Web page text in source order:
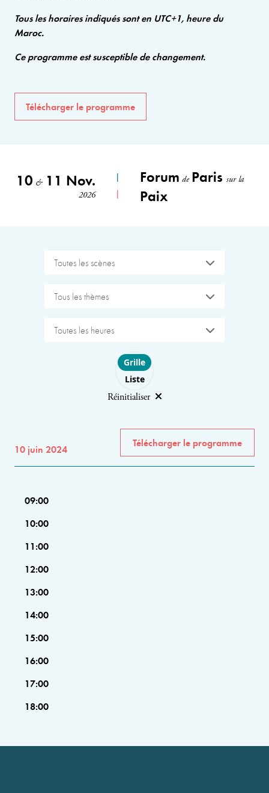
Tous les horaires indiqués sont en UTC+1, heure du
Maroc.
Ce programme est susceptible de changement.
Télécharger le programme
10 &11 Nov.
2026
Forum de Parissur la
Paix
Toutes les scènes
Tous les thèmes
Toutes les heures
Choose layout
Grille
Liste
Réinitialiser
10 juin 2024
Télécharger le programme
09:00
10:00
11:00
12:00
13:00
14:00
15:00
16:00
17:00
18:00